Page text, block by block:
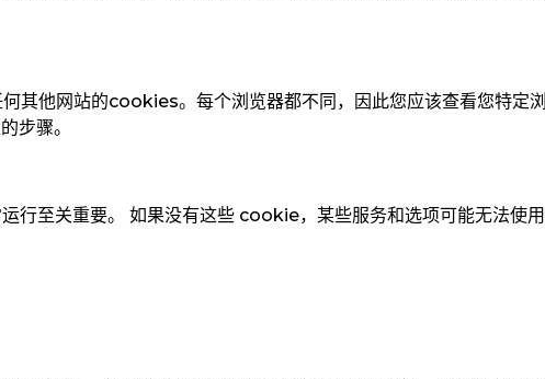
何其他网站的cookies。每个浏览器都不同，因此您应该查看您特定
步骤。
至关重要。 如果没有这些 cookie，某些服务和选项可能无法使用